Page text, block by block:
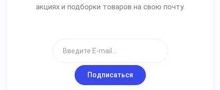
акциях и подборки товаров на свою почту.
Подписаться